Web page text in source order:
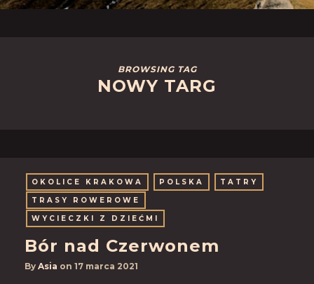
BROWSING TAG
NOWY TARG
OKOLICE KRAKOWA POLSKA
TATRY
TRASY ROWEROWE
WYCIECZKI Z DZIEĆMI
Bór nad Czerwonem
By Asia on 17 marca 2021